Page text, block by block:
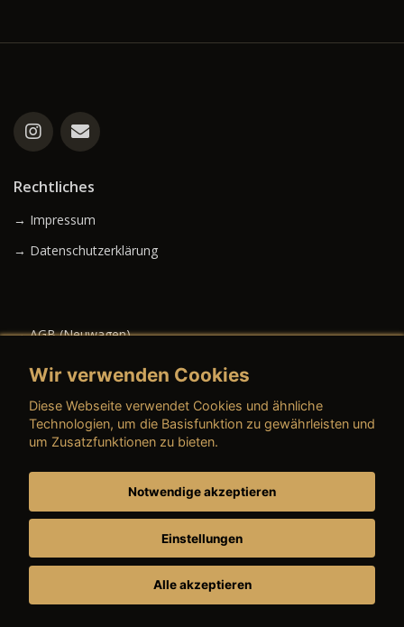
Rechtliches
→ Impressum
→ Datenschutzerklärung
→ AGB (Neuwagen)
→ AGB (Gebrauchtwagen)
→ AGB (Teile & Zubehör)
→ AGB (Dienstleistungen)
→ Preisschild
Wir verwenden Cookies
Diese Webseite verwendet Cookies und ähnliche
Technologien, um die Basisfunktion zu gewährleisten und
um Zusatzfunktionen zu bieten.
Notwendige akzeptieren
Einstellungen
Alle akzeptieren